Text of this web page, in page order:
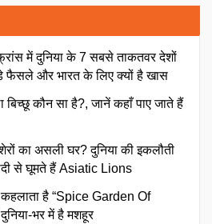
में दुनिया के 7 सबसे ताकतवर देशों
फैसले और भारत के लिए क्यों है खास
बिच्छू कौन सा है?, जानें कहाँ पाए जाते हैं
का असली घर? दुनिया की इकलौती
से घूमते हैं Asiatic Lions
कहलाता है “Spice Garden Of
भर में है मशहूर